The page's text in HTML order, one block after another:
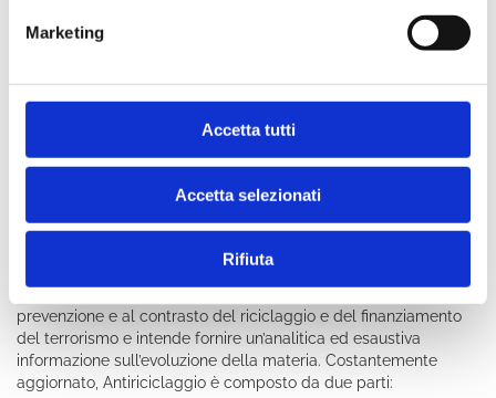
Marketing
Accetta tutti
Accetta selezionati
Rifiuta
Gli aggiornamenti al d.lgs. n. 231/2001, il catalogo dei reati
presupposto, i principali provvedimenti europei, la dottrina e la
prevenzione e al contrasto del riciclaggio e del finanziamento
del terrorismo e intende fornire un’analitica ed esaustiva
informazione sull’evoluzione della materia. Costantemente
aggiornato, Antiriciclaggio è composto da due parti: